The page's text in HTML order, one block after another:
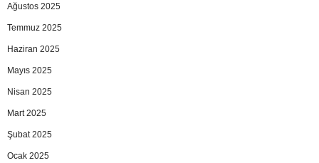
Ağustos 2025
Temmuz 2025
Haziran 2025
Mayıs 2025
Nisan 2025
Mart 2025
Şubat 2025
Ocak 2025